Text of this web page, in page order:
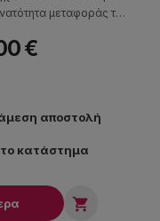
μεταφοράς του
εξόδου.
€
αποστολή
κατάστημα
